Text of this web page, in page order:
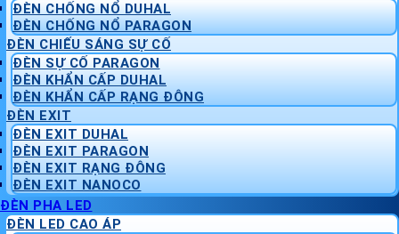
ĐÈN CHỐNG NỔ DUHAL
ĐÈN CHỐNG NỔ PARAGON
ĐÈN CHIẾU SÁNG SỰ CỐ
ĐÈN SỰ CỐ PARAGON
ĐÈN KHẨN CẤP DUHAL
ĐÈN KHẨN CẤP RẠNG ĐÔNG
ĐÈN EXIT
ĐÈN EXIT DUHAL
ĐÈN EXIT PARAGON
ĐÈN EXIT RẠNG ĐÔNG
ĐÈN EXIT NANOCO
ĐÈN PHA LED
ĐÈN LED CAO ÁP